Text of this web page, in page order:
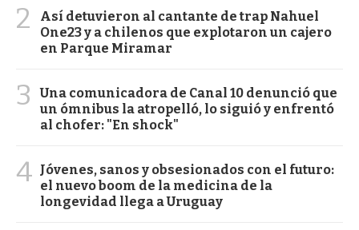
2
Así detuvieron al cantante de trap Nahuel
One23 y a chilenos que explotaron un cajero
en Parque Miramar
3
Una comunicadora de Canal 10 denunció que
un ómnibus la atropelló, lo siguió y enfrentó
al chofer: "En shock"
4 Jóvenes, sanos y obsesionados con el futuro:
el nuevo boom de la medicina de la
longevidad llega a Uruguay